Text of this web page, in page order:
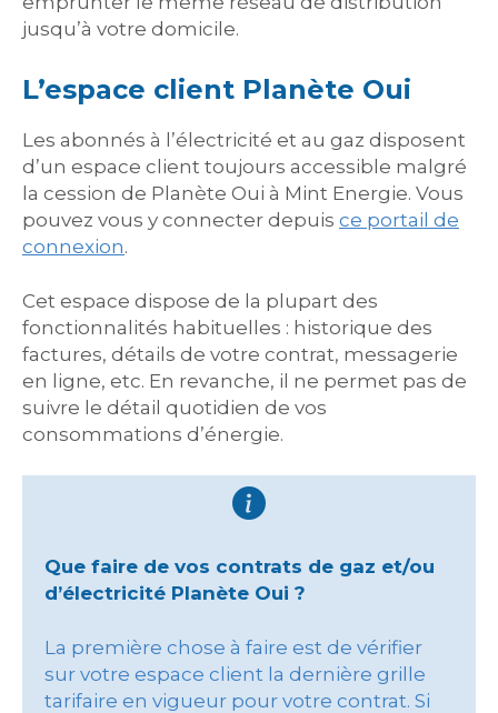
jusqu’à votre domicile.
L’espace client Planète Oui
Les abonnés à l’électricité et au gaz disposent
d’un espace client toujours accessible malgré
la cession de Planète Oui à Mint Energie. Vous
pouvez vous y connecter depuis ce portail de
connexion.
Cet espace dispose de la plupart des
fonctionnalités habituelles : historique des
factures, détails de votre contrat, messagerie
en ligne, etc. En revanche, il ne permet pas de
suivre le détail quotidien de vos
consommations d’énergie.
Que faire de vos contrats de gaz et/ou
d’électricité Planète Oui ?
La première chose à faire est de vérifier
sur votre espace client la dernière grille
tarifaire en vigueur pour votre contrat. Si